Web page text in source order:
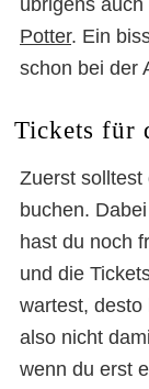
übrigens auch
Potter. Ein
schon bei der
Tickets für
Zuerst solltest
buchen.
hast du noch
und die
wartest, desto
also nicht
wenn du erst